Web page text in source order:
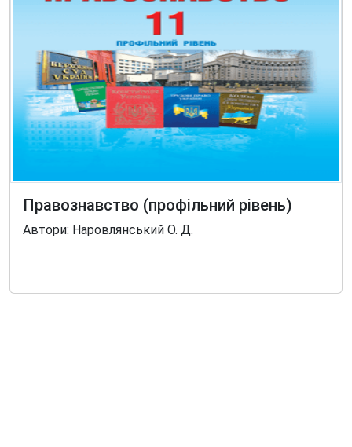
Правознавство (профільний рівень)
Автори: Наровлянський О. Д.